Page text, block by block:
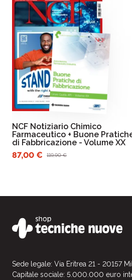
NCF Notiziario Chimico
Farmaceutico + Buone
di Fabbricazione - Volume XX
87,00 €
119,90 €
Sede legale: Via Eritrea 21 - 20157
Capitale sociale: 5.000.000 euro